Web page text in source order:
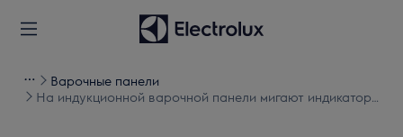
Варочные панели
На индукционной варочной панели мигают индикаторы